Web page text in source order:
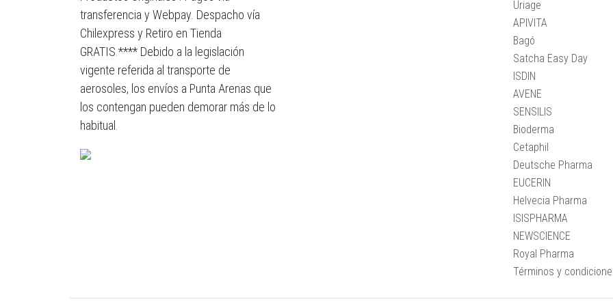
transferencia y Webpay. Despacho vía
Chilexpress y Retiro en Tienda
GRATIS.**** Debido a la legislación
vigente referida al transporte de
aerosoles, los envíos a Punta Arenas que
los contengan pueden demorar más de lo
habitual.
Uriage
APIVITA
Bagó
Satcha Easy Day
ISDIN
AVENE
SENSILIS
Bioderma
Cetaphil
Deutsche Pharma
EUCERIN
Helvecia Pharma
ISISPHARMA
NEWSCIENCE
Royal Pharma
Términos y